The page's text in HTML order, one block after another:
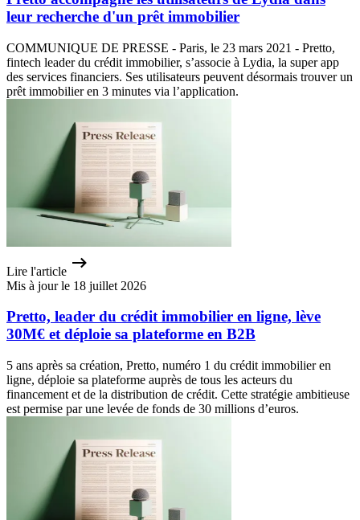
leur recherche d'un prêt immobilier
COMMUNIQUE DE PRESSE - Paris, le 23 mars 2021 - Pretto,
fintech leader du crédit immobilier, s’associe à Lydia, la super app
des services financiers. Ses utilisateurs peuvent désormais trouver un
prêt immobilier en 3 minutes via l’application.
Lire l'article
Mis à jour le 18 juillet 2026
Pretto, leader du crédit immobilier en ligne, lève
30M€ et déploie sa plateforme en B2B
5 ans après sa création, Pretto, numéro 1 du crédit immobilier en
ligne, déploie sa plateforme auprès de tous les acteurs du
financement et de la distribution de crédit. Cette stratégie ambitieuse
est permise par une levée de fonds de 30 millions d’euros.